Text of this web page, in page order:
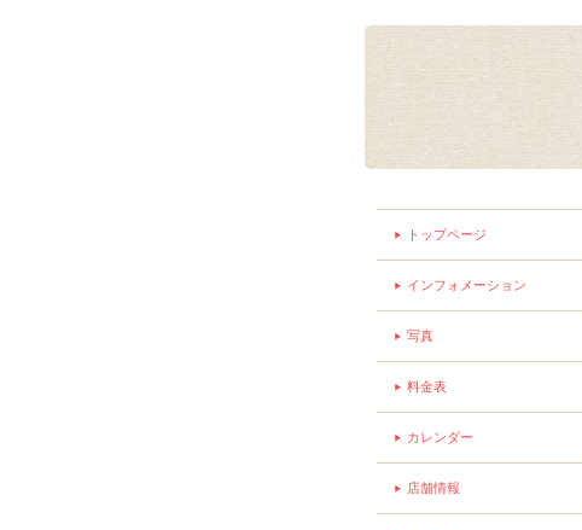
トップページ
インフォメーション
写真
料金表
カレンダー
店舗情報